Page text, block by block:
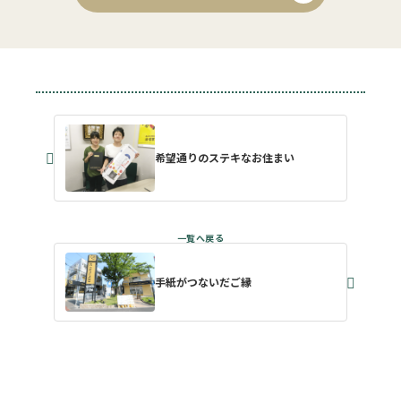
希望通りのステキなお住まい
手紙がつないだご縁